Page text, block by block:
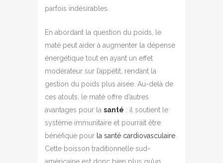
parfois indésirables.
En abordant la question du poids, le
maté peut aider à augmenter la dépense
énergétique tout en ayant un effet
modérateur sur l’appétit, rendant la
gestion du poids plus aisée. Au-delà de
ces atouts, le maté offre d’autres
avantages pour la santé : il soutient le
système immunitaire et pourrait être
bénéfique pour la santé cardiovasculaire
Cette boisson traditionnelle sud-
américaine est donc bien plus qu’un